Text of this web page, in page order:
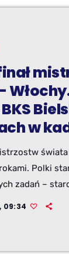
w
Polki
zadań –
O
09:34